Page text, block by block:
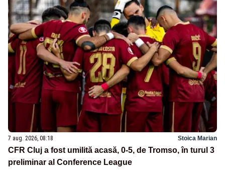
7 aug. 2026, 08:18 Stoica Marian
CFR Cluj a fost umilită acasă, 0-5, de Tromso, în turul 3
preliminar al Conference League